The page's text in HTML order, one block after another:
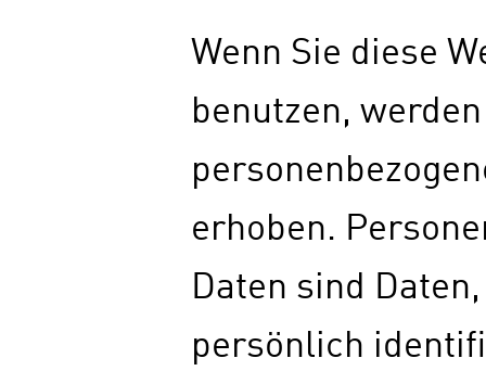
Wenn Sie diese
benutzen,
erhoben.
Daten sind
persönlich